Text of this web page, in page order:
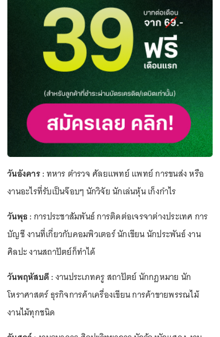
วันอังคาร :ทหาร ตำรวจ ศัลยแพทย์ แพทย์ การขนส่ง หรือ
งานอะไรที่รับเป็นจ๊อบๆ นักวิจัย นักเล่นหุ้น เก็งกำไร
วันพุธ :การประชาสัมพันธ์ การติดต่อเจรจาต่างประเทศ การ
บัญชี งานที่เกี่ยวกับคอมพิวเตอร์ นักเขียน นักประพันธ์ งาน
ศิลปะ งานสถาปัตย์ก็ทำได้
วันพฤหัสบดี :งานประเภทครู สถาปัตย์ นักกฎหมาย นัก
โหราศาสตร์ ธุรกิจการค้าเครื่องเขียน การค้าขายพรรณไม้
งานไม้ทุกชนิด